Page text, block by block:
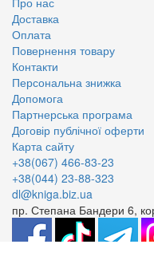
Доставка
Оплата
Повернення товару
Контакти
Персональна знижка
Допомога
Партнерська програма
Договір публічної оферти
Карта сайту
+38(067) 466-83-23
+38(044) 23-88-323
dl@kniga.biz.ua
пр. Степана Бандери 6,